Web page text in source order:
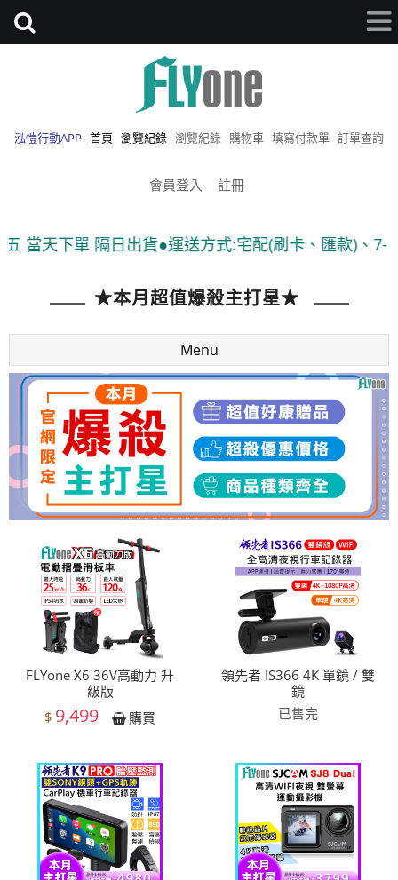
泓愷行動APP 首頁 瀏覽紀錄 瀏覽紀錄 購物車 填寫付款單 訂單查詢
會員登入 註冊
當天下單 隔日出貨●運送方式:宅配(刷卡、匯款)、7-
★本月超值爆殺主打星★
Menu
FLYone X6 36V高動力 升
級版
$ 9,499 購買
領先者 IS366 4K 單鏡 / 雙
鏡
已售完